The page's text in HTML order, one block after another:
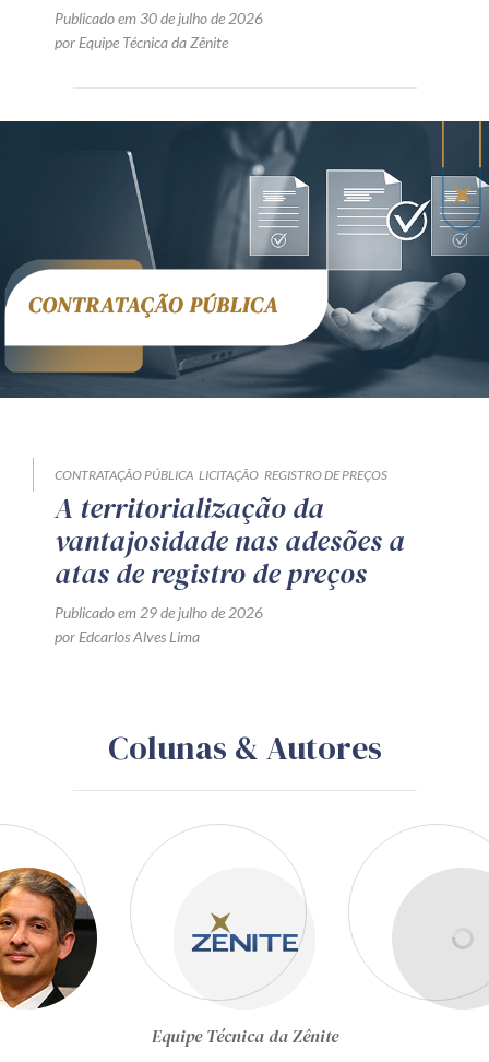
Publicado em 30 de julho de 2026
por Equipe Técnica da Zênite
CONTRATAÇÃO PÚBLICA LICITAÇÃO REGISTRO DE PREÇOS
A territorialização da
vantajosidade nas adesões a
atas de registro de preços
Publicado em 29 de julho de 2026
por Edcarlos Alves Lima
Colunas & Autores
Gustavo Schiefler